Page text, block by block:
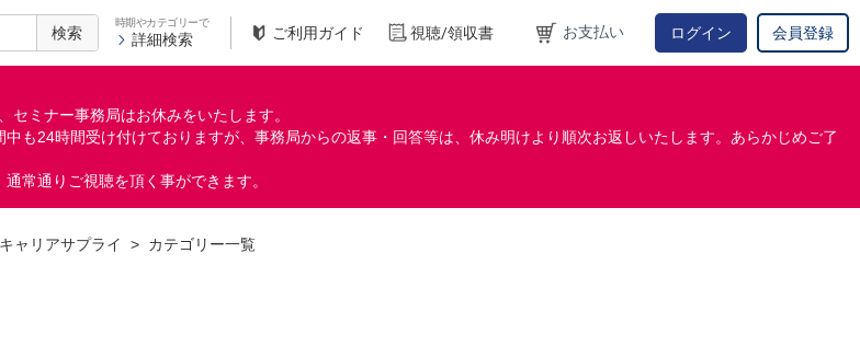
検索
時期やカテゴリーで
詳細検索 ご利用ガイド 視聴/領収書 お支払い ログイン 会員登録
ミナー事務局はお休みをいたします。
も24時間受け付けておりますが、事務局からの返事・回答等は、休み明けより順次お返しいたします。あらかじめご了
常通りご視聴を頂く事ができます。
ャリアサプライ > カテゴリー一覧